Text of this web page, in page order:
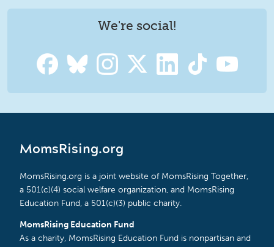
We're social!
MomsRising.org
MomsRising.org is a joint website of MomsRising Together,
a 501(c)(4) social welfare organization, and MomsRising
Education Fund, a 501(c)(3) public charity.
MomsRising Education Fund
As a charity, MomsRising Education Fund is nonpartisan and